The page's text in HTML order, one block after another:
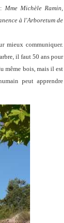
Mme Michèle Ramin,
à l'Arboretum de
mieux communiquer.
il faut 50 ans pour
même bois, mais il est
peut apprendre